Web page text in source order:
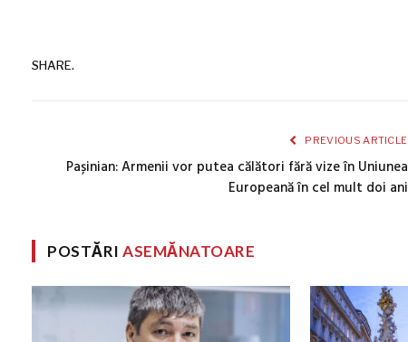
SHARE.
PREVIOUS ARTICLE
Pașinian: Armenii vor putea călători fără vize în Uniunea
Europeană în cel mult doi ani
POSTĂRIASEMĂNATOARE